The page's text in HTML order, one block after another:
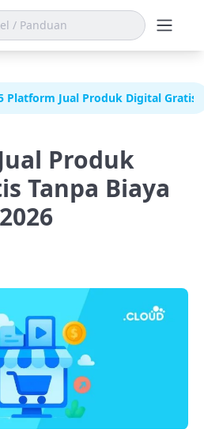
Platform Jual Produk Digital Gratis
Produk
Tanpa Biaya